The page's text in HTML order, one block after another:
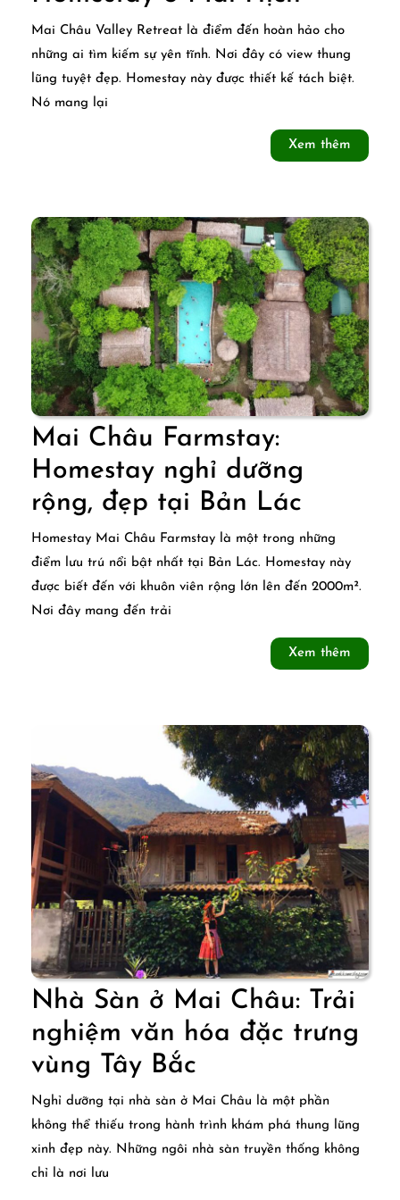
Châu
Valley
Retreat:
ở
Hịch
Mai Châu Valley Retreat là điểm đến hoàn hảo cho
những ai tìm kiếm sự yên tĩnh. Nơi đây có view thung
lũng tuyệt đẹp. Homestay này được thiết kế tách biệt.
Nó mang lại
Xem thêm
thêm
Mai Châu Farmstay:
Homestay nghỉ dưỡng
rộng, đẹp tại Bản Lác
Châu
nghỉ
dưỡng
đẹp
tại
Bản
Lác
Homestay Mai Châu Farmstay là một trong những
điểm lưu trú nổi bật nhất tại Bản Lác. Homestay này
được biết đến với khuôn viên rộng lớn lên đến 2000m².
Nơi đây mang đến trải
Xem thêm
thêm
Nhà Sàn ở Mai Châu: Trải
nghiệm văn hóa đặc trưng
vùng Tây Bắc
Sàn
ở
Mai
Nghỉ dưỡng tại nhà sàn ở Mai Châu là một phần
không thể thiếu trong hành trình khám phá thung lũng
xinh đẹp này. Những ngôi nhà sàn truyền thống không
chỉ là nơi lưu